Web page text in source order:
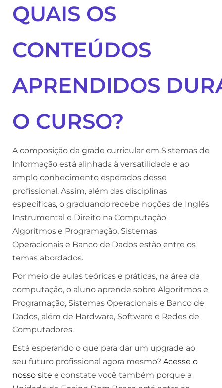
QUAIS OS
CONTEÚDOS
APRENDIDOS
O CURSO?
A composição da grade curricular em Sistemas de
Informação está alinhada à versatilidade e ao
amplo conhecimento esperados desse
profissional. Assim, além das disciplinas
específicas, o graduando recebe noções de Inglês
Instrumental e Direito na Computação,
Algoritmos e Programação, Sistemas
Operacionais e Banco de Dados estão entre os
temas abordados.
Por meio de aulas teóricas e práticas, na área da
computação, o aluno aprende sobre Algoritmos e
Programação, Sistemas Operacionais e Banco de
Dados, além de Hardware, Software e Redes de
Computadores.
Está esperando o que para dar um upgrade ao
seu futuro profissional agora mesmo? Acesse o
nosso site e constate você também porque a